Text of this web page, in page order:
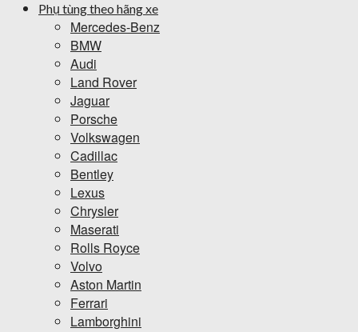
Phụ tùng theo hãng xe
Mercedes-Benz
BMW
Audi
Land Rover
Jaguar
Porsche
Volkswagen
Cadillac
Bentley
Lexus
Chrysler
Maserati
Rolls Royce
Volvo
Aston Martin
Ferrari
Lamborghini